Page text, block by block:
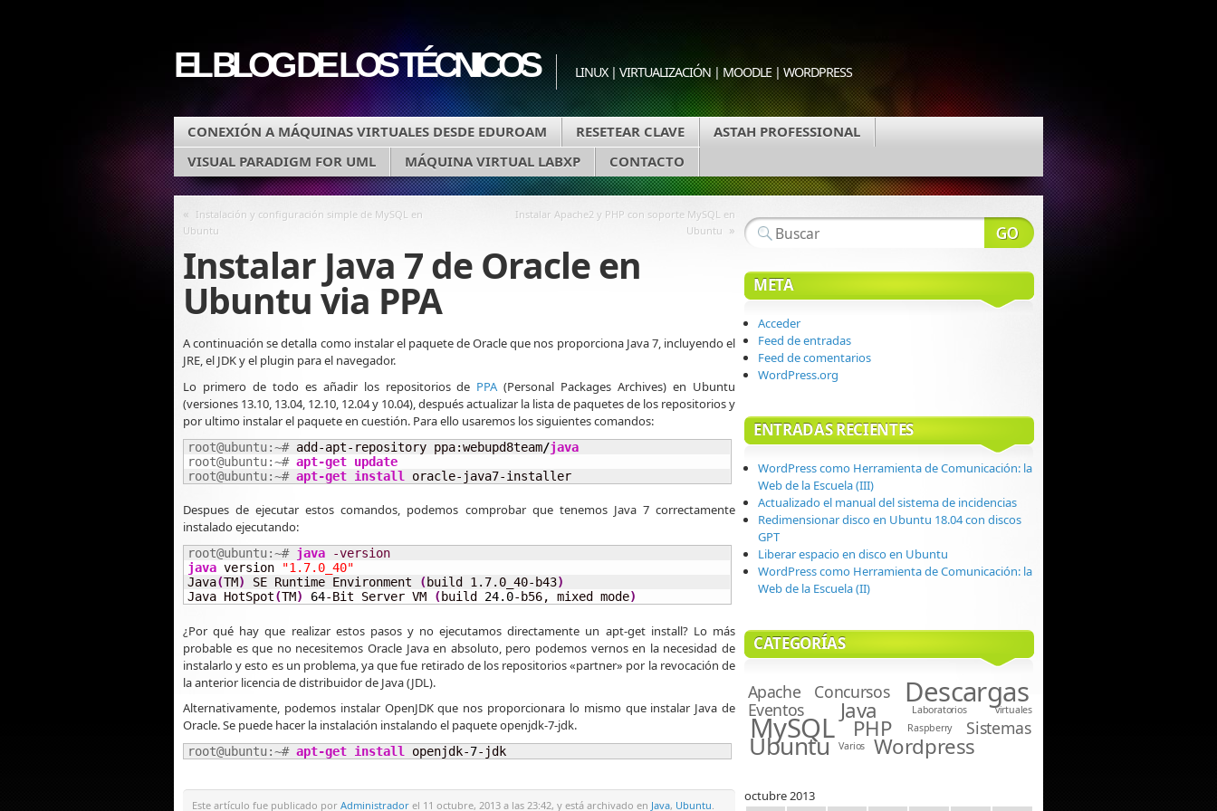
EL BLOG DE LOS TÉCNICOS LINUX | VIRTUALIZACIÓN | MOODLE | WORDPRESS
CONEXIÓN A MÁQUINAS VIRTUALES DESDE EDUROAM RESETEAR CLAVE
ASTAH PROFESSIONAL
VISUAL PARADIGM FOR UML
MÁQUINA VIRTUAL LABXP CONTACTO
« Instalación y configuración simple de MySQL en
Ubuntu
Instalar Apache2 y PHP con soporte MySQL en
Ubuntu »
Instalar Java 7 de Oracle en
Ubuntu via PPA
A continuación se detalla como instalar el paquete de Oracle que nos proporciona Java 7, incluyendo el
JRE, el JDK y el plugin para el navegador.
Lo primero de todo es añadir los repositorios de PPA (Personal Packages Archives) en Ubuntu
(versiones 13.10, 13.04, 12.10, 12.04 y 10.04), después actualizar la lista de paquetes de los repositorios y
por ultimo instalar el paquete en cuestión. Para ello usaremos los siguientes comandos:
root@ubuntu:~# add-apt-repository ppa:webupd8team/java
root@ubuntu:~# apt-get update
root@ubuntu:~# apt-get install oracle-java7-installer
Despues de ejecutar estos comandos, podemos comprobar que tenemos Java 7 correctamente
instalado ejecutando:
root@ubuntu:~# java
-version
java version
"1.7.0_40"
Java(TM) SE Runtime Environment ( build 1.7.0_40-b43)
Java HotSpot(TM) 64-Bit Server VM (build 24.0-b56, mixed mode)
¿Por qué hay que realizar estos pasos y no ejecutamos directamente un apt-get install? Lo más
probable es que no necesitemos Oracle Java en absoluto, pero podemos vernos en la necesidad de
instalarlo y esto es un problema, ya que fue retirado de los repositorios «partner» por la revocación de
la anterior licencia de distribuidor de Java (JDL).
Alternativamente, podemos instalar OpenJDK que nos proporcionara lo mismo que instalar Java de
Oracle. Se puede hacer la instalación instalando el paquete openjdk-7-jdk.
root@ubuntu:~# apt-get install openjdk-7-jdk
Este artículo fue publicado por Administrador el 11 octubre, 2013 a las 23:42, y está archivado en Java, Ubuntu
META
Acceder
Feed de entradas
Feed de comentarios
WordPress.org
ENTRADAS RECIENTES
WordPress como Herramienta de Comunicación: la
Web de la Escuela (III)
Actualizado el manual del sistema de incidencias
Redimensionar disco en Ubuntu 18.04 con discos
GPT
Liberar espacio en disco en Ubuntu
WordPress como Herramienta de Comunicación: la
Web de la Escuela (II)
CATEGORÍAS
Apache Concursos Descargas
Eventos Java Laboratorios virtuales
MySQL PHP Raspberry Sistemas
Ubuntu Varios Wordpress
octubre 2013